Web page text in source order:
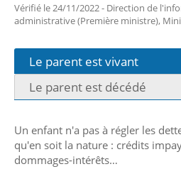
Vérifié le 24/11/2022 - Direction de
administrative (Première ministre),
Le parent est vivant
Le parent est décédé
Un enfant n'a pas à régler les
qu'en soit la nature : crédits
dommages-intérêts…